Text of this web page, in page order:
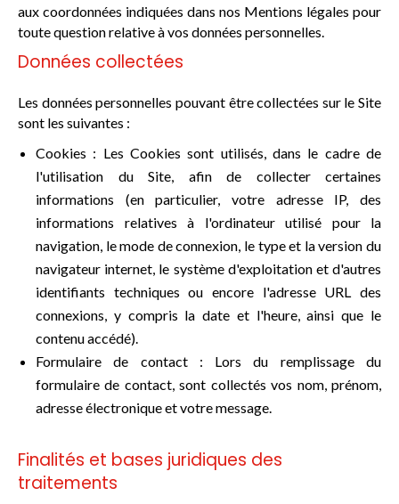
aux coordonnées indiquées dans nos Mentions légales pour
toute question relative à vos données personnelles.
Données collectées
Les données personnelles pouvant être collectées sur le Site
sont les suivantes :
Cookies : Les Cookies sont utilisés, dans le cadre de
l'utilisation du Site, afin de collecter certaines
informations (en particulier, votre adresse IP, des
informations relatives à l'ordinateur utilisé pour la
navigation, le mode de connexion, le type et la version du
navigateur internet, le système d'exploitation et d'autres
identifiants techniques ou encore l'adresse URL des
connexions, y compris la date et l'heure, ainsi que le
contenu accédé).
Formulaire de contact : Lors du remplissage du
formulaire de contact, sont collectés vos nom, prénom,
adresse électronique et votre message.
Finalités et bases juridiques des
traitements